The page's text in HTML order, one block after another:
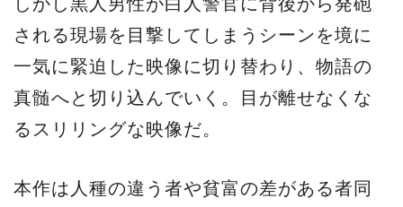
される現場を目撃してしまうシーンを境に
一気に緊迫した映像に切り替わり、物語の
真髄へと切り込んでいく。目が離せなくな
るスリリングな映像だ。
本作は人種の違う者や貧富の差がある者同